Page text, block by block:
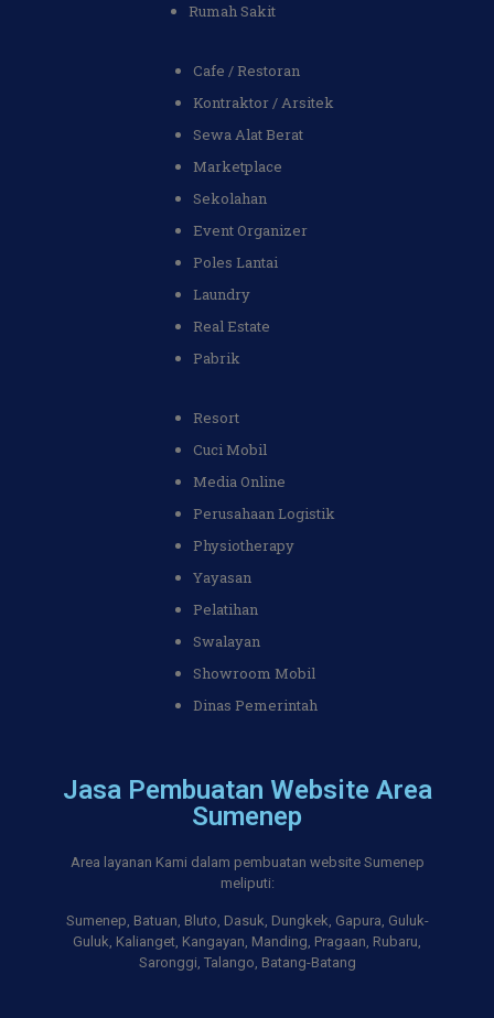
Rumah Sakit
Cafe / Restoran
Kontraktor / Arsitek
Sewa Alat Berat
Marketplace
Sekolahan
Event Organizer
Poles Lantai
Laundry
Real Estate
Pabrik
Resort
Cuci Mobil
Media Online
Perusahaan Logistik
Physiotherapy
Yayasan
Pelatihan
Swalayan
Showroom Mobil
Dinas Pemerintah
Jasa Pembuatan Website Area
Sumenep
Area layanan Kami dalam pembuatan website Sumenep
meliputi:
Sumenep, Batuan, Bluto, Dasuk, Dungkek, Gapura, Guluk-
Guluk, Kalianget, Kangayan, Manding, Pragaan, Rubaru,
Saronggi, Talango, Batang-Batang